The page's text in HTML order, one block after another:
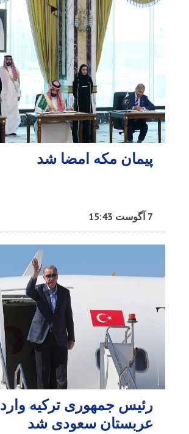
پیمان مکه امضا شد
7 آگوست 15:43
رئیس جمهوری ترکیه وارد
عربستان سعودی شد